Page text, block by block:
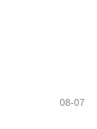
08-07